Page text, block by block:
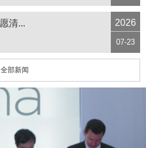
清... 2026
07-23
全部新闻